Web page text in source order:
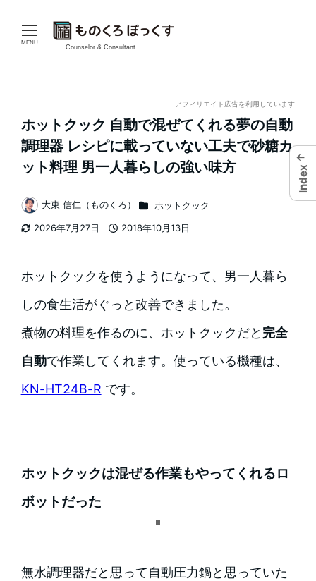
MENU
Counselor & Consultant
アフィリエイト広告を利用しています
ホットクック 自動で混ぜてくれる夢の自動
調理器 レシピに載っていない工夫で砂糖カ
ット料理 男一人暮らしの強い味方
2026年7月27日
2018年10月13日
著
者
大東 信仁（ものくろ） カテゴリー
ホットクック
ホットクックを使うようになって、男一人暮ら
しの食生活がぐっと改善できました。
煮物の料理を作るのに、ホットクックだと 完全
自動で作業してくれます。使っている機種は、
KN-HT24B-R です。
ホットクックは混ぜる作業もやってくれるロ
ボットだった
無水調理器だと思って自動圧力鍋と思っていた
←
Index